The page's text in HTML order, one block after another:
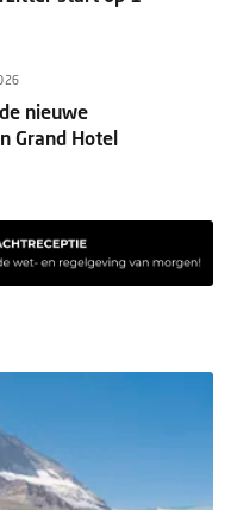
nieuwe
Grand Hotel